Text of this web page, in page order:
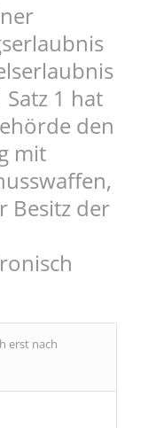
Satz 1 hat
den
mit
Besitz der
erst nach